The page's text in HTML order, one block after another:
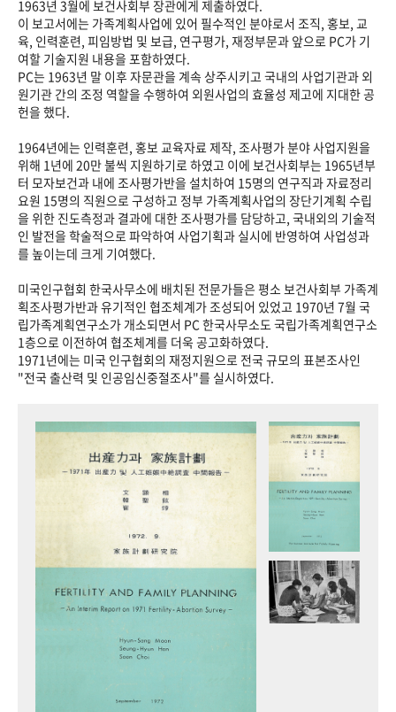
1963년 3월에 보건사회부 장관에게 제출하였다.
이 보고서에는 가족계획사업에 있어 필수적인 분야로서 조직, 홍보, 교
육, 인력훈련, 피임방법 및 보급, 연구평가, 재정부문과 앞으로 PC가 기
여할 기술지원 내용을 포함하였다.
PC는 1963년 말 이후 자문관을 계속 상주시키고 국내의 사업기관과 외
원기관 간의 조정 역할을 수행하여 외원사업의 효율성 제고에 지대한 공
헌을 했다.
1964년에는 인력훈련, 홍보 교육자료 제작, 조사평가 분야 사업지원을
위해 1년에 20만 불씩 지원하기로 하였고 이에 보건사회부는 1965년부
터 모자보건과 내에 조사평가반을 설치하여 15명의 연구직과 자료정리
요원 15명의 직원으로 구성하고 정부 가족계획사업의 장단기계획 수립
을 위한 진도측정과 결과에 대한 조사평가를 담당하고, 국내외의 기술적
인 발전을 학술적으로 파악하여 사업기획과 실시에 반영하여 사업성과
를 높이는데 크게 기여했다.
미국인구협회 한국사무소에 배치된 전문가들은 평소 보건사회부 가족계
획조사평가반과 유기적인 협조체계가 조성되어 있었고 1970년 7월 국
립가족계획연구소가 개소되면서 PC 한국사무소도 국립가족계획연구소
1층으로 이전하여 협조체계를 더욱 공고화하였다.
1971년에는 미국 인구협회의 재정지원으로 전국 규모의 표본조사인
"전국 출산력 및 인공임신중절조사"를 실시하였다.